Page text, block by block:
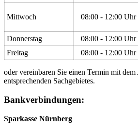
Mittwoch 08:00 - 12:00 Uhr
Donnerstag 08:00 - 12:00 Uhr
Freitag
08:00 - 12:00 Uhr
oder vereinbaren Sie einen Termin mit dem
entsprechenden Sachgebietes.
Bankverbindungen:
Sparkasse Nürnberg